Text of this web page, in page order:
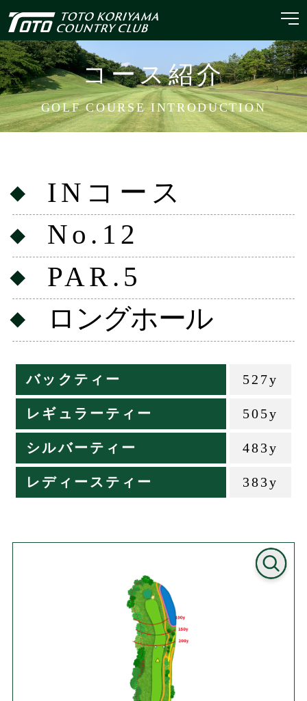
コース紹介
GOLF COURSE INTRODUCTION
INコース
No.12
PAR.5
ロングホール
バックティー 527y
レギュラーティー 505y
シルバーティー 483y
レディースティー 383y